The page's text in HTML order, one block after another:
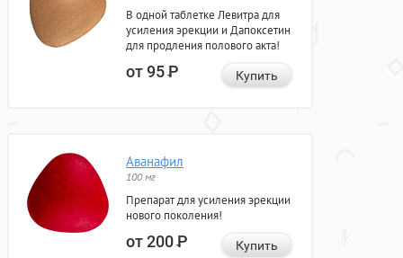
В одной таблетке Левитра для
усиления эрекции и Дапоксетин
для продления полового акта!
от 95Р Купить
Аванафил
100 мг
Препарат для усиления эрекции
нового поколения!
от 200Р Купить